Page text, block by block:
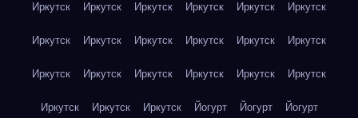
Иркутск Иркутск Иркутск Иркутск Иркутск Иркутск
Иркутск Иркутск Иркутск Иркутск Иркутск Иркутск
Иркутск Иркутск Иркутск Иркутск Иркутск Иркутск
Иркутск Иркутск Иркутск Йогурт Йогурт Йогурт